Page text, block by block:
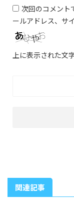
次回のコメント
ールアドレス、サ
上に表示された文
関連記事